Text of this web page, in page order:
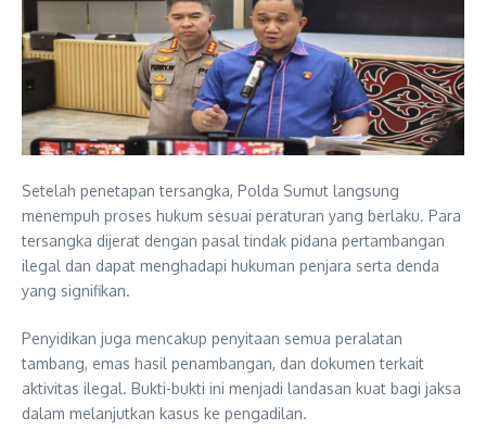
Setelah penetapan tersangka, Polda Sumut langsung
menempuh proses hukum sesuai peraturan yang berlaku. Para
tersangka dijerat dengan pasal tindak pidana pertambangan
ilegal dan dapat menghadapi hukuman penjara serta denda
yang signifikan.
Penyidikan juga mencakup penyitaan semua peralatan
tambang, emas hasil penambangan, dan dokumen terkait
aktivitas ilegal. Bukti-bukti ini menjadi landasan kuat bagi jaksa
dalam melanjutkan kasus ke pengadilan.